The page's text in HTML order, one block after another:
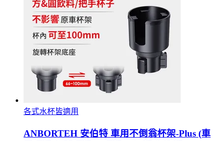
各式水杯皆適用
ANBORTEH 安伯特 車用不倒翁杯架-Plus (車